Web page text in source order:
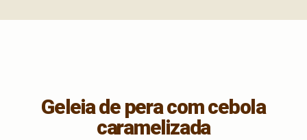
Geleia de pera com cebola
caramelizada